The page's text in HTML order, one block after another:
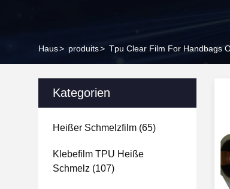
Haus> produits> Tpu Clear Film For Handbags
Kategorien
Heißer Schmelzfilm (65)
Klebefilm TPU Heiße
Schmelz (107)